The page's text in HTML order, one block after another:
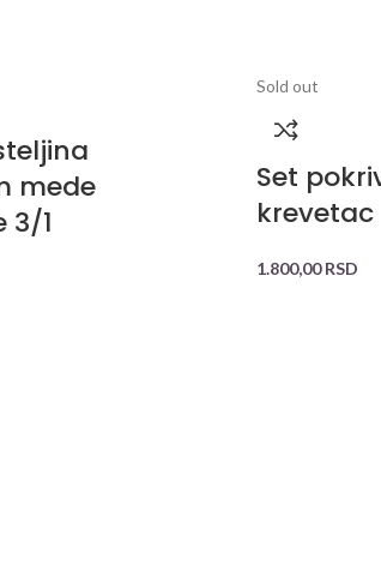
mede
3/1
Sold out
Set
krevetac
1.800,00RSD